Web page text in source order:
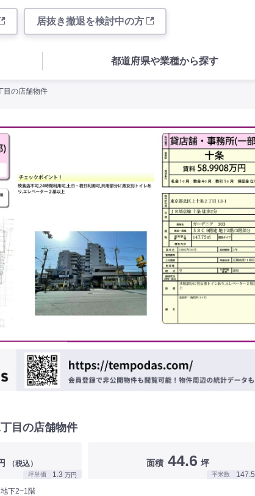
居抜き撤退を検討中の方
都道府県や業種から探す
目の店舗物件
目の店舗物件
（税込）
坪単価 1.3 万円
面積 44.6 坪
平米数 147.5
下2~1階